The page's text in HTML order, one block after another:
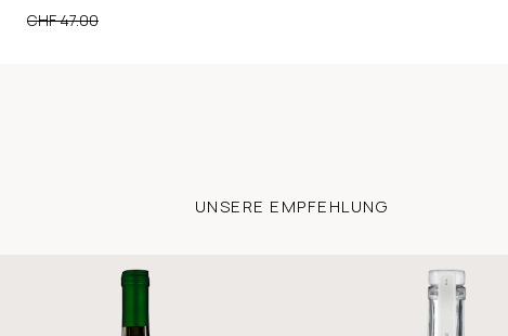
CHF 47.00
UNSERE EMPFEHLUNG